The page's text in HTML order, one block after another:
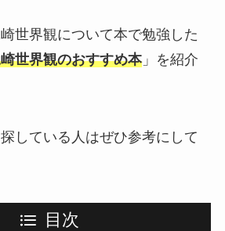
世界観について本で勉強した
世界観のおすすめ本」を紹介
している人はぜひ参考にして
目次